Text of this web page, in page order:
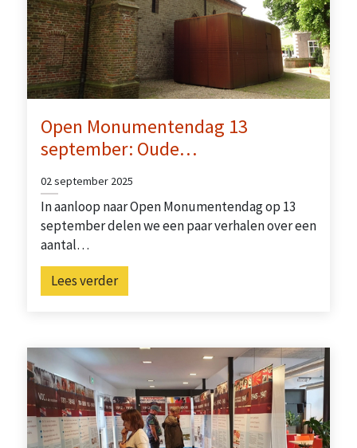
Open Monumentendag 13
september: Oude…
02 september 2025
In aanloop naar Open Monumentendag op 13
september delen we een paar verhalen over een
aantal…
Lees verder